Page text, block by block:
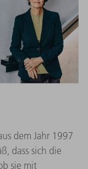
dem Jahr 1997
dass sich die
sie mit